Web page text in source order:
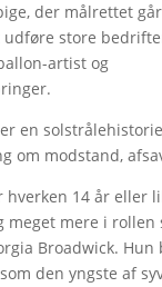
der målrettet
udføre store
artist og
en
om modstand,
hverken 14 år eller
meget mere i rollen
Broadwick. Hun
den yngste af